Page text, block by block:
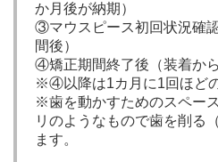
か月後が納期）
③マウスピース初回状況確
間後）
④矯正期間終了後（装着から
※④以降は1カ月に1回ほど
※歯を動かすためのスペー
リのようなもので歯を削る
ます。